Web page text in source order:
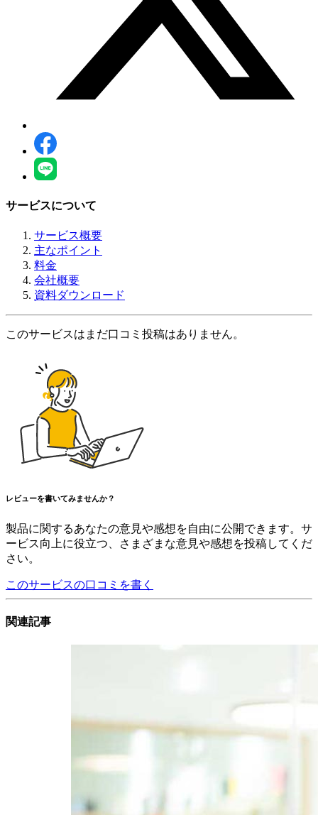
サービスについて
サービス概要
主なポイント
料金
会社概要
資料ダウンロード
このサービスはまだ口コミ投稿はありません。
レビューを書いてみませんか？
製品に関するあなたの意見や感想を自由に公開できます。サ
ービス向上に役立つ、さまざまな意見や感想を投稿してくだ
さい。
このサービスの口コミを書く
関連記事